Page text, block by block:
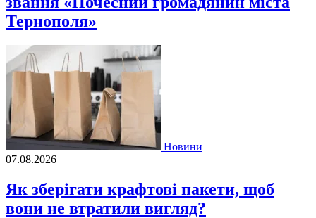
Тернополя»
Новини
07.08.2026
Як зберігати крафтові пакети, щоб
вони не втратили вигляд?